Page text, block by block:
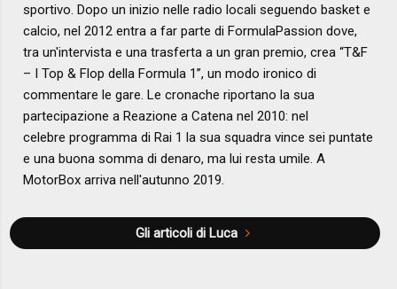
sportivo. Dopo un inizio nelle radio locali seguendo basket e
calcio, nel 2012 entra a far parte di FormulaPassion dove,
tra un'intervista e una trasferta a un gran premio, crea “T&F
– I Top & Flop della Formula 1”, un modo ironico di
commentare le gare. Le cronache riportano la sua
partecipazione a Reazione a Catena nel 2010: nel
celebre programma di Rai 1 la sua squadra vince sei puntate
e una buona somma di denaro, ma lui resta umile. A
MotorBox arriva nell'autunno 2019.
Gli articoli di Luca